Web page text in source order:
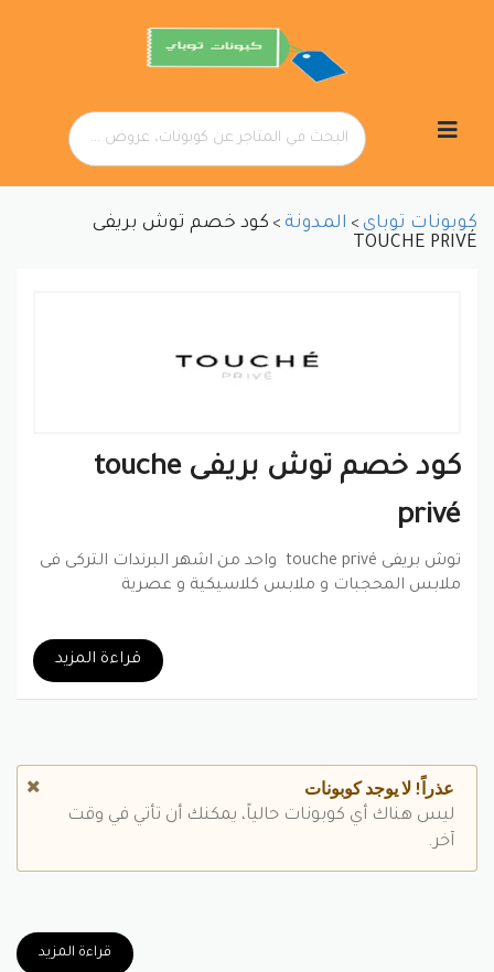
إلى
كوبونات توباى > المدونة > كود خصم توش بريفى
TOUCHE PRIVÉ
قراءة المزيد
كود خصم توش بريفى touche
privé
توش بريفى touche privé واحد من اشهر البرندات التركى فى
ملابس المحجبات و ملابس كلاسيكية و عصرية
عذراً! لا يوجد كوبونات
ليس هناك أي كوبونات حالياً، يمكنك أن تأتي في وقت
آخر.
قراءة المزيد